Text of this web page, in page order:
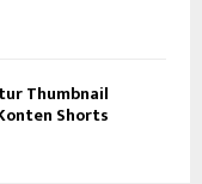
Thumbnail
Shorts